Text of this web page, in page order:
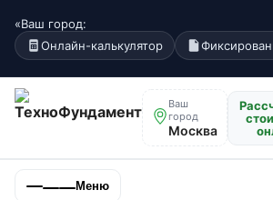
«Ваш город:
Онлайн-калькулятор
Ваш
город
Москва
Меню